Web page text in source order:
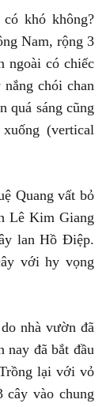
khó không?
Nam, rộng 3
ngoài có chiếc
chói chan
quá sáng cũng
(vertical
Quang vất bỏ
Lê Kim Giang
lan Hồ Điệp.
với hy vọng
nhà vườn đã
nay đã bắt đầu
lại với vỏ
cây vào chung